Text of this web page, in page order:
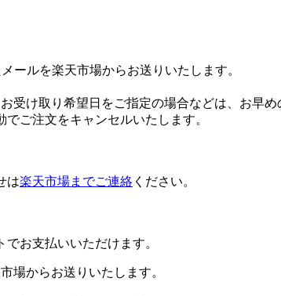
ールを楽天市場からお送りいたします。
受け取り希望日をご指定の場合などは、お早め
ご注文をキャンセルいたします。
は楽天市場までご連絡 ください。
お支払いいただけます。
場からお送りいたします。